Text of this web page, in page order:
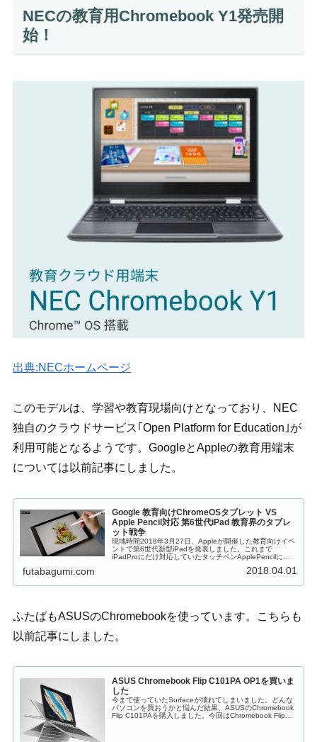
NECの教育用Chromebook Y1発売開
始！
出典:NECホームページ
このモデルは、学習や教育現場向けとなっており、NEC
独自のクラウドサービス｢Open Platform for Education｣が
利用可能となるようです。GoogleとAppleの教育用端末
については以前記事にしました。
Google 教育向けChromeOSタブレット VS
Apple Pencil対応 第6世代iPad 教育界のタブレ
ット戦争
現地時間2018年3月27日、Appleが開催した教育向けイベ
ントで第6世代新型iPadを発表しました。これまで
iPadProにだけ対応していたタッチペンApplePencilに対
futabagumi.com 2018.04.01
ふたばもASUSのChromebookを使っています。こちらも
以前記事にしました。
ASUS Chromebook Flip C101PA OP1を買いま
した
今まで使っていたSurfaceが壊れてしまいました。どんな
パソコンを買おうかと悩んだ結果、ASUSのChromebook
Flip C101PAを購入しました。今回はChromebook Flip